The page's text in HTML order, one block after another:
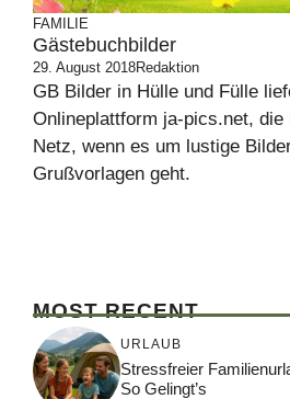
FAMILIE
Gästebuchbilder
29. August 2018Redaktion
GB Bilder in Hülle und Fülle
Onlineplattform ja-pics.net, die
Netz, wenn es um lustige
Grußvorlagen geht.
MOST RECENT
URLAUB
Stressfreier
So Gelingt’s